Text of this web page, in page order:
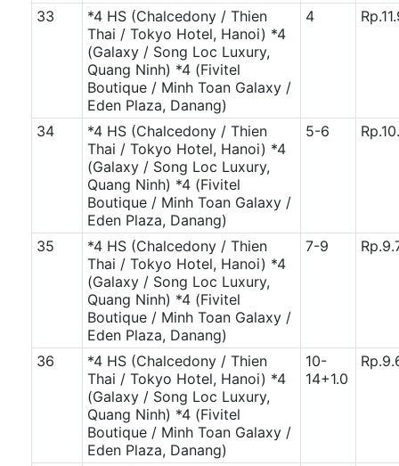
33
*4 HS (Chalcedony / Thien
Thai / Tokyo Hotel, Hanoi) *4
(Galaxy / Song Loc Luxury,
Quang Ninh) *4 (Fivitel
Boutique / Minh Toan Galaxy /
Eden Plaza, Danang)
4
34
*4 HS (Chalcedony / Thien
Thai / Tokyo Hotel, Hanoi) *4
(Galaxy / Song Loc Luxury,
Quang Ninh) *4 (Fivitel
Boutique / Minh Toan Galaxy /
Eden Plaza, Danang)
5-6
35
*4 HS (Chalcedony / Thien
Thai / Tokyo Hotel, Hanoi) *4
(Galaxy / Song Loc Luxury,
Quang Ninh) *4 (Fivitel
Boutique / Minh Toan Galaxy /
Eden Plaza, Danang)
7-9
36
*4 HS (Chalcedony / Thien
Thai / Tokyo Hotel, Hanoi) *4
(Galaxy / Song Loc Luxury,
Quang Ninh) *4 (Fivitel
Boutique / Minh Toan Galaxy /
Eden Plaza, Danang)
10-
14+1.0